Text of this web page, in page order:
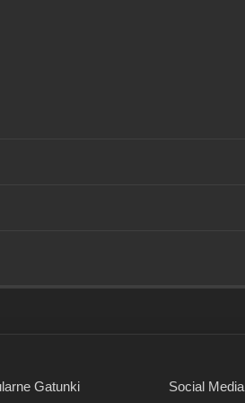
Gatunki Social Media